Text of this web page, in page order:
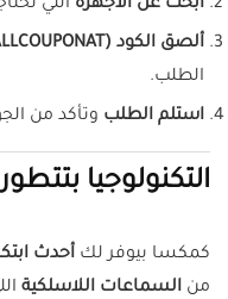
ابحث عن الأجهزة اللي
ألصق الكود (ALLCOUPONAT)
الطلب.
استلم الطلب وتأكد من
التكنولوجيا
كمكسا بيوفر لك أحدث
من السماعات اللاسلكية